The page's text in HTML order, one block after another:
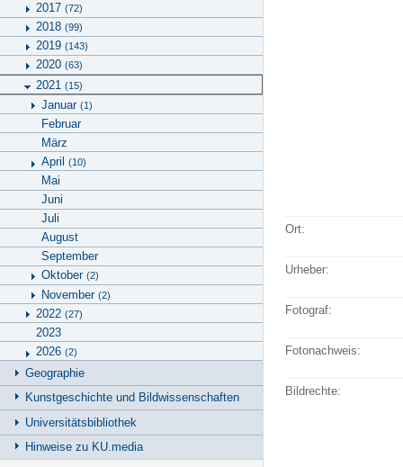
2017 (72)
2018 (99)
2019 (143)
2020 (63)
2021 (15)
Januar (1)
Februar
März
April
(10)
Mai
Juni
Juli
August
September
Oktober (2)
November (2)
2022 (27)
2023
2026 (2)
Geographie
Kunstgeschichte und Bildwissenschaften
Universitätsbibliothek
Hinweise zu KU.media
Ort:
Urheber:
Fotograf:
Fotonachweis:
Bildrechte: